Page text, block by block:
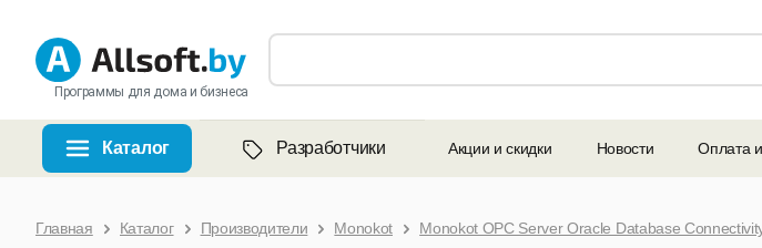
Программы для дома и бизнеса
Каталог Разработчики Акции и скидки Новости Оплата
Главная Каталог Производители Monokot Monokot OPC Server Oracle Database